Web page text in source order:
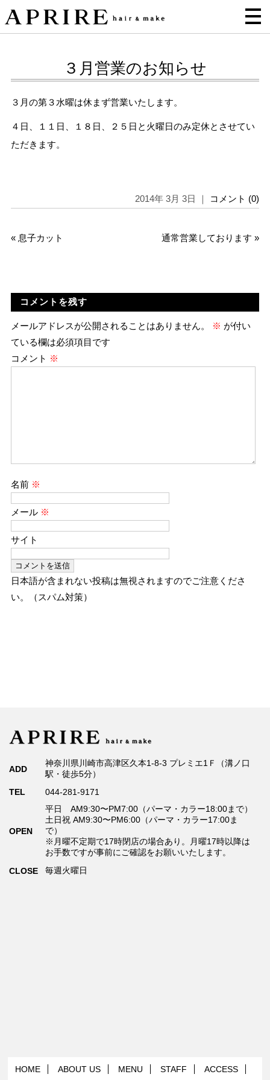
３月営業のお知らせ
３月の第３水曜は休まず営業いたします。
４日、１１日、１８日、２５日と火曜日のみ定休とさせてい
ただきます。
2014年 3月 3日 ｜ コメント (0)
« 息子カット 通常営業しております »
コメントを残す
メールアドレスが公開されることはありません。 ※ が付い
ている欄は必須項目です
コメント ※
名前 ※
メール ※
サイト
日本語が含まれない投稿は無視されますのでご注意くださ
い。（スパム対策）
ADD
神奈川県川崎市高津区久本1-8-3 プレミエ1Ｆ（溝ノ口
駅・徒歩5分）
TEL
044-281-9171
OPEN
平日 AM9:30〜PM7:00（パーマ・カラー18:00まで）
土日祝 AM9:30〜PM6:00（パーマ・カラー17:00ま
で）
※月曜不定期で17時閉店の場合あり。月曜17時以降は
お手数ですが事前にご確認をお願いいたします。
CLOSE
毎週火曜日
HOME ABOUT US MENU STAFF ACCESS